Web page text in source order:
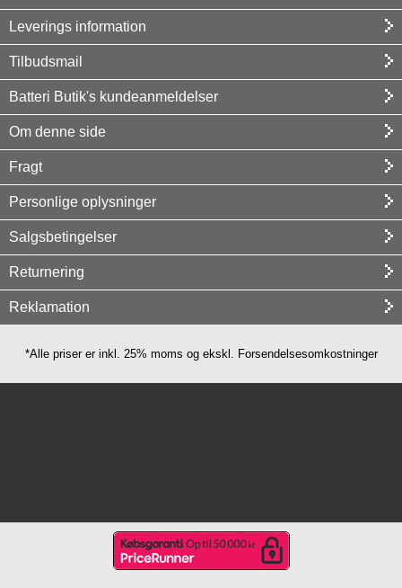
Leverings information
Tilbudsmail
Batteri Butik's kundeanmeldelser
Om denne side
Fragt
Personlige oplysninger
Salgsbetingelser
Returnering
Reklamation
*Alle priser er inkl. 25% moms og ekskl. Forsendelsesomkostninger